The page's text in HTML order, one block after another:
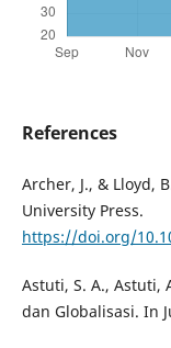
References
Archer, J., & Lloyd,
University Press.
https://doi.org/
Astuti, S. A., Astuti,
dan Globalisasi. In